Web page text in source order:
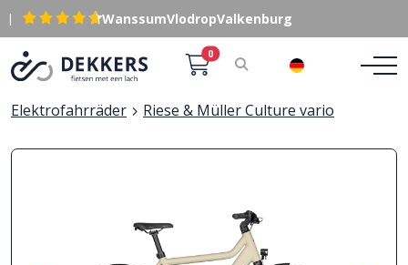
| WanssumVlodropValkenburg
0
Elektrofahrräder Riese & Müller Culture vario